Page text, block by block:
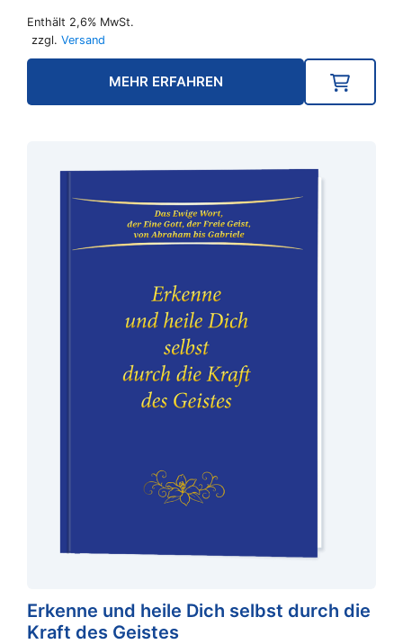
Enthält 2,6% MwSt.
zzgl. Versand
MEHR ERFAHREN
Erkenne und heile Dich selbst durch die
Kraft des Geistes